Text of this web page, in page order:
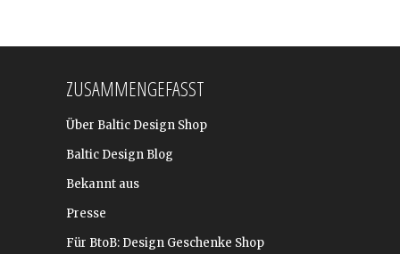
ZUSAMMENGEFASST
Über Baltic Design Shop
Baltic Design Blog
Bekannt aus
Presse
Für BtoB: Design Geschenke Shop